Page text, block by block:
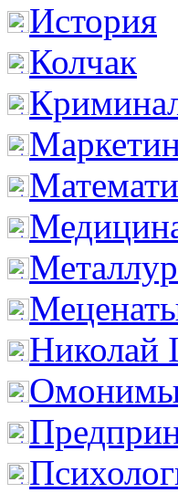
История
Колчак
Николай